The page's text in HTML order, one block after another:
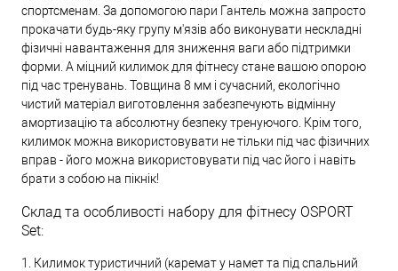
спортсменам. За допомогою пари Гантель можна запросто
прокачати будь-яку групу м'язів або виконувати нескладні
фізичні навантаження для зниження ваги або підтримки
форми. А міцний килимок для фітнесу стане вашою опорою
під час тренувань. Товщина 8 мм і сучасний, екологічно
чистий матеріал виготовлення забезпечують відмінну
амортизацію та абсолютну безпеку тренуючого. Крім того,
килимок можна використовувати не тільки під час фізичних
вправ - його можна використовувати під час його і навіть
брати з собою на пікнік!
Склад та особливості набору для фітнесу OSPORT
Set:
1. Килимок туристичний (каремат у намет та під спальний